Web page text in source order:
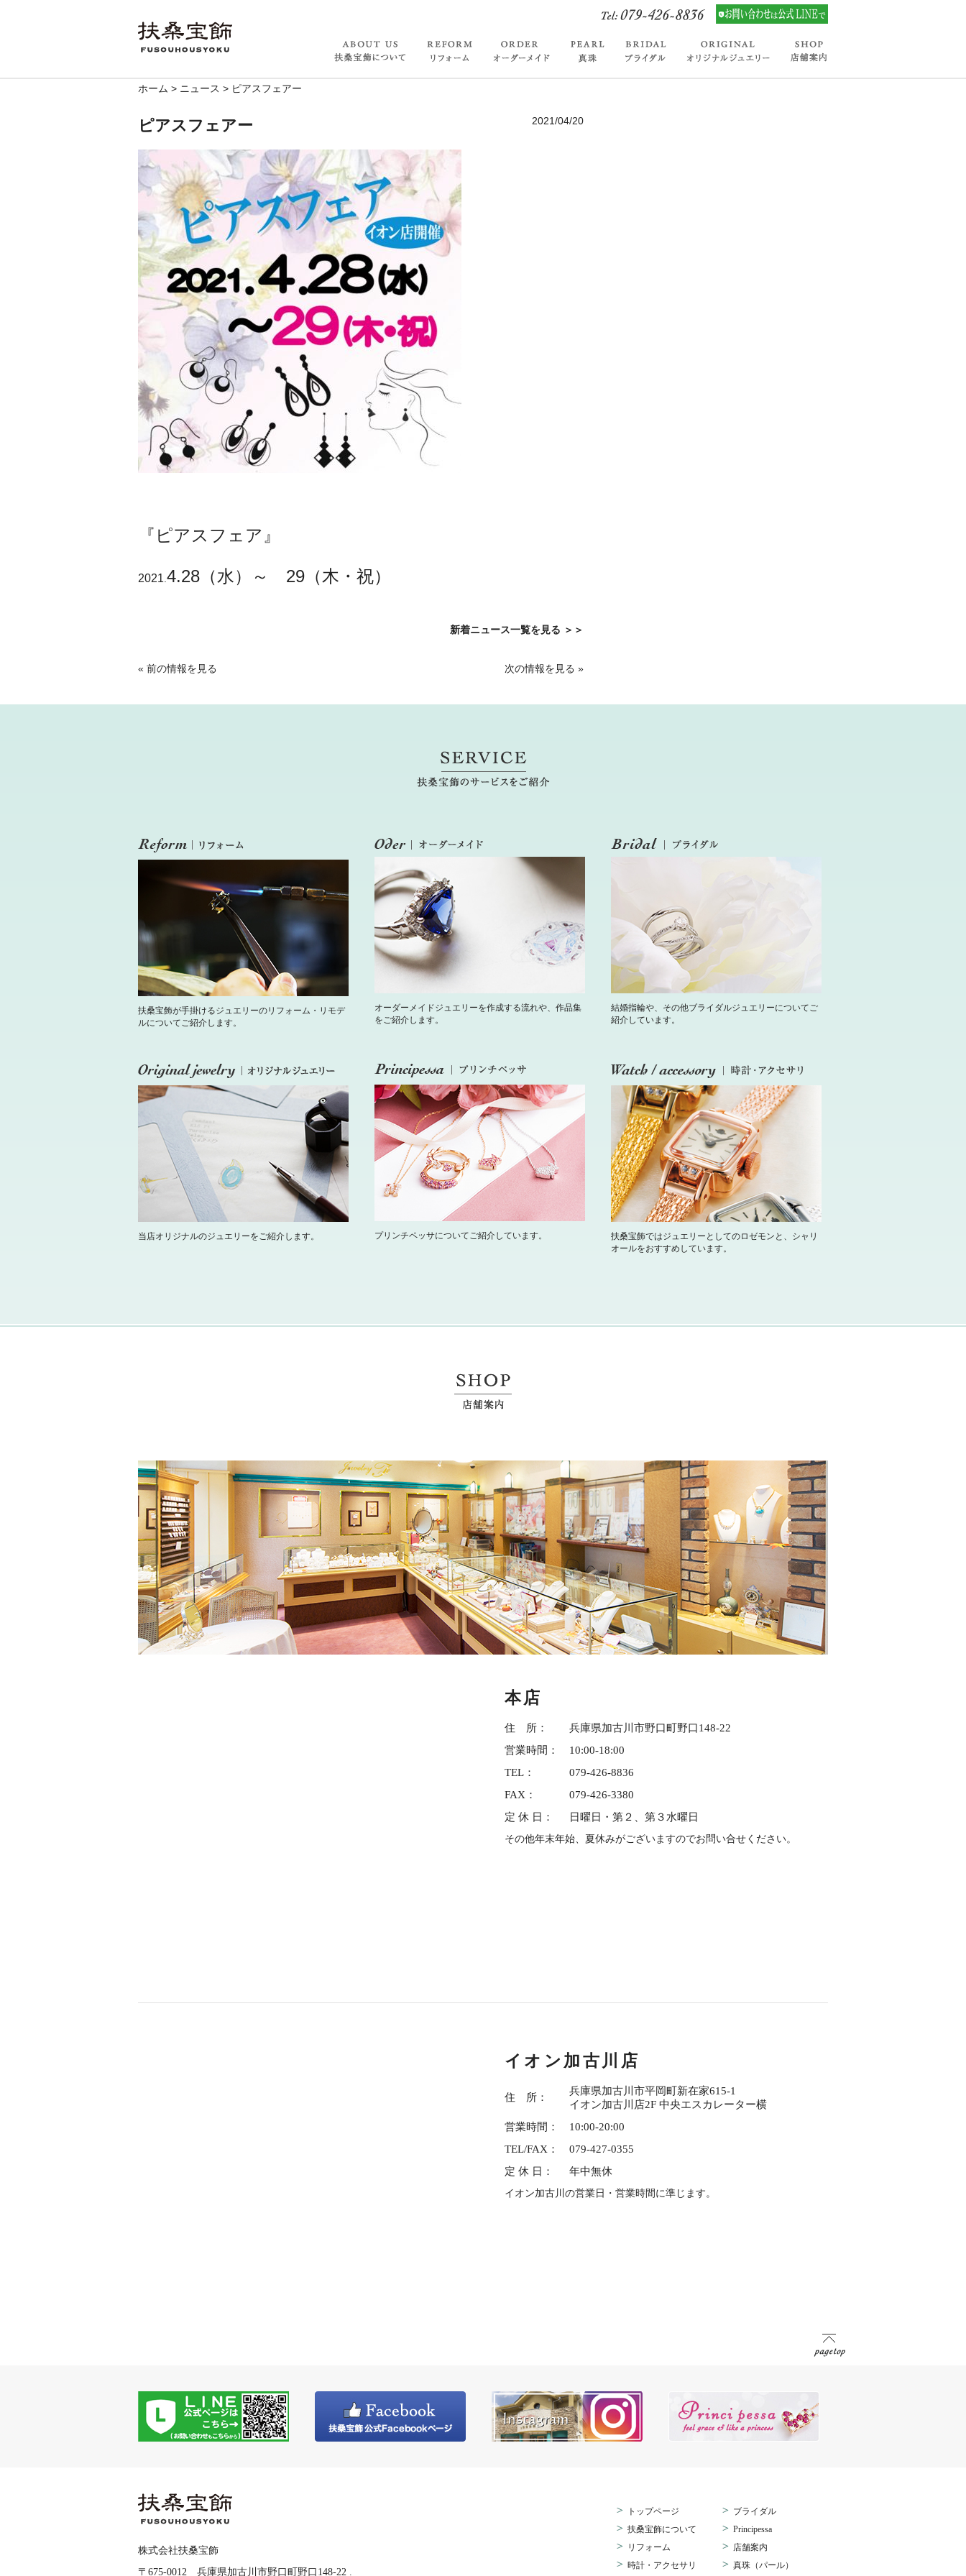
ホーム > ニュース > ピアスフェアー
2021/04/20
ピアスフェアー
『ピアスフェア』
2021 4.28（水） ～ 29（木・祝）
新着ニュース一覧を見る ＞＞
« 前の情報を見る 次の情報を見る »
扶桑宝飾が手掛けるジュエリーのリフォーム・リモデ
ルについてご紹介します。
オーダーメイドジュエリーを作成する流れや、作品集
をご紹介します。
結婚指輪や、その他ブライダルジュエリーについてご
紹介しています。
当店オリジナルのジュエリーをご紹介します。 プリンチペッサについてご紹介しています。
扶桑宝飾ではジュエリーとしてのロゼモンと、シャリ
オールをおすすめしています。
本店
住 所：
兵庫県加古川市野口町野口148-22
営業時間：
10:00-18:00
TEL：
079-426-8836
FAX：
079-426-3380
定 休 日：
日曜日・第２、第３水曜日
その他年末年始、夏休みがございますのでお問い合せください。
イオン加古川店
住 所：
兵庫県加古川市平岡町新在家615-1
イオン加古川店2F 中央エスカレーター横
営業時間：
10:00-20:00
TEL/FAX：
079-427-0355
定 休 日：
年中無休
イオン加古川の営業日・営業時間に準じます。
株式会社扶桑宝飾
〒675-0012 兵庫県加古川市野口町野口148-22 .
> トップページ > ブライダル
> 扶桑宝飾について > Principessa
> リフォーム > 店舗案内
> 時計・アクセサリ > 真珠（パール）